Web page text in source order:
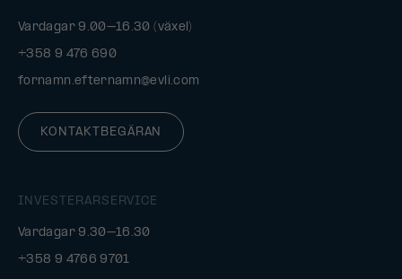
Vardagar 9.00–16.30 (växel)
+358 9 476 690
fornamn.efternamn@evli.com
KONTAKTBEGÄRAN
INVESTERARSERVICE
Vardagar 9.30–16.30
+358 9 4766 9701